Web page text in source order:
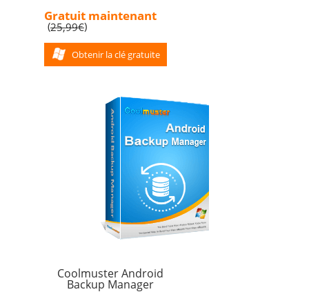
Gratuit maintenant
(25,99€)
Obtenir la clé gratuite
Coolmuster Android
Backup Manager